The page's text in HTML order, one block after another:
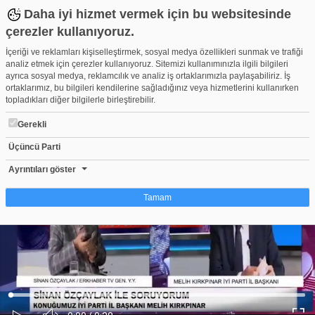
Daha iyi hizmet vermek için bu websitesinde
çerezler kullanıyoruz.
İçeriği ve reklamları kişiselleştirmek, sosyal medya özellikleri sunmak ve trafiği
analiz etmek için çerezler kullanıyoruz. Sitemizi kullanımınızla ilgili bilgileri
ayrıca sosyal medya, reklamcılık ve analiz iş ortaklarımızla paylaşabiliriz. İş
ortaklarımız, bu bilgileri kendilerine sağladığınız veya hizmetlerini kullanırken
topladıkları diğer bilgilerle birleştirebilir.
Gerekli
Üçüncü Parti
Ayrıntıları göster
Tamam
Çerez nedir?
Çerezler, web-sitelerinin, kullanıcıların deneyimlerini daha verimli hale getirmek
amacıyla kullandığı küçük metin dosyalarıdır. Yasalara göre, bu sitenin
işletilmesi için kesinlikle gerekli olan çerezleri cihazınıza yerleştirebiliyoruz.
Diğer çerez türleri için sizden izin almamız gerekiyor. Bu site farklı çerez türleri
kullanmaktadır. Bazı çerezler, sayfalarımızda yer alan üçüncü şahıs hizmetleri
tarafından yerleştirilir. İzniniz şu alanlar için geçerlidir: web.tv
Ses
Yüklendi:
0%
Yükleniyor:
Erzurum Büyükşehir Belediye Başkanı Mehmet Sekmen canlı